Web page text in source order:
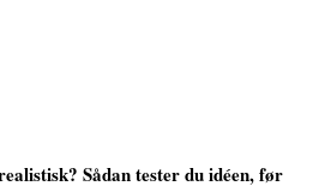
Sådan tester du idéen, før